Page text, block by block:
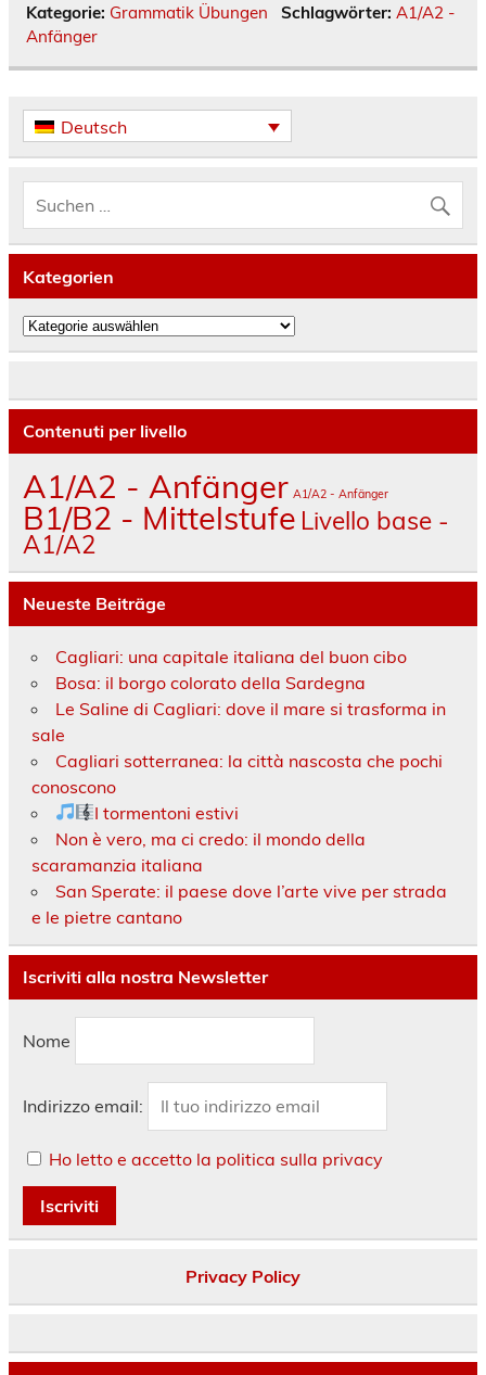
Kategorie: Grammatik Übungen Schlagwörter: A1/A2 -
Anfänger
Deutsch
Kategorien
Kategorien
Contenuti per livello
A1/A2 - Anfänger A1/A2 - Anfänger
B1/B2 - Mittelstufe Livello base -
A1/A2
Neueste Beiträge
Cagliari: una capitale italiana del buon cibo
Bosa: il borgo colorato della Sardegna
Le Saline di Cagliari: dove il mare si trasforma in
sale
Cagliari sotterranea: la città nascosta che pochi
conoscono
I tormentoni estivi
Non è vero, ma ci credo: il mondo della
scaramanzia italiana
San Sperate: il paese dove l’arte vive per strada
e le pietre cantano
Iscriviti alla nostra Newsletter
Nome
Indirizzo email:
Ho letto e accetto la politica sulla privacy
Privacy Policy